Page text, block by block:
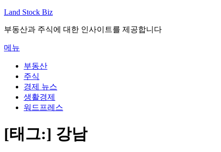
내
으
로
바
Land Stock Biz
부동산과 주식에 대한 인사이트를 제공합니다
메뉴
부동산
주식
경제 뉴스
생활경제
워드프레스
[태그:] 강남